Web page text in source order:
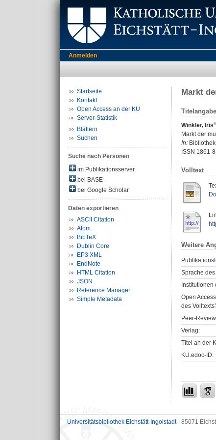
Anmelden
Startseite
Kontakt
Open Access an der KU
Server-Statistik
Blättern
Suchen
Suche nach Personen
im Publikationsserver
bei BASE
bei Google Scholar
Daten exportieren
ASCII Citation
Atom
BibTeX
Dublin Core
EP3 XML
EndNote
HTML Citation
JSON
Reference Manager
Simple Metadata
Markt
Winkler, Iris
Markt der
In:
ISSN 1861-
Volltext
Weitere
Sprache
Institutionen
Open
des
Peer-
Verlag:
Titel an der
KU.edoc-ID:
Universitätsbibliothek Eichstätt-Ingolstadt- 85071